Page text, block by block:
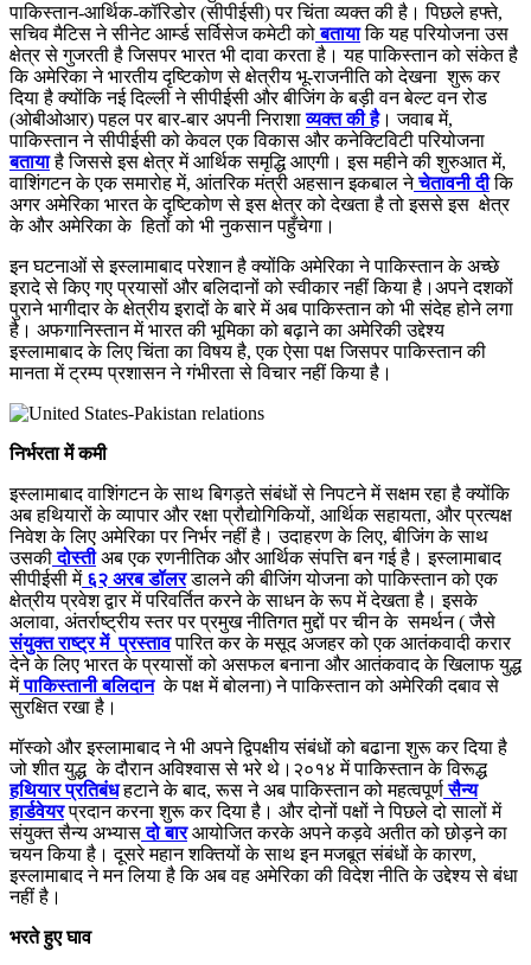
पाकिस्तान-आर्थिक-कॉरिडोर (सीपीईसी) पर चिंता व्यक्त की है। पिछले हफ्ते,
सचिव मैटिस ने सीनेट आर्म्ड सर्विसेज कमेटी को बतायाकि यह परियोजना उस
क्षेत्र सेगुजरतीहै जिसपर भारत भी दावा करता है। यह पाकिस्तान को संकेत है
कि अमेरिका ने भारतीय दृष्टिकोण से क्षेत्रीय भू-राजनीति को देखना शुरू कर
दिया है क्योंकि नई दिल्ली ने सीपीईसी और बीजिंग के बड़ी वन बेल्ट वन रोड
(ओबीओआर) पहल पर बार-बार अपनीनिराशा व्यक्त की है। जवाब में,
पाकिस्तान ने सीपीईसी को केवल एक विकास और कनेक्टिविटी परियोजना
बताया है जिससे इस क्षेत्र में आर्थिक समृद्धि आएगी। इस महीने की शुरुआत में,
वाशिंगटन के एक समारोह में, आंतरिक मंत्री अहसान इकबाल ने चेतावनी दीकि
अगर अमेरिका भारत के दृष्टिकोण से इस क्षेत्र को देखता है तो इससे इस क्षेत्र
के और अमेरिका के हितों को भी नुकसान पहुँचेगा।
इन घटनाओं से इस्लामाबादपरेशानहै क्योंकि अमेरिका ने पाकिस्तान के अच्छे
इरादे से किए गए प्रयासों और बलिदानों को स्वीकार नहीं किया है।अपने दशकों
पुराने भागीदार के क्षेत्रीय इरादों के बारे में अब पाकिस्तान को भी संदेह होने लगा
है। अफगानिस्तान में भारत की भूमिका को बढ़ाने का अमेरिकी उद्देश्य
इस्लामाबाद के लिए चिंता का विषय है, एक ऐसा पक्ष जिसपर पाकिस्तान की
मानता में ट्रम्प प्रशासन ने गंभीरता से विचार नहीं किया है।
निर्भरता में कमी
इस्लामाबाद वाशिंगटन के साथ बिगड़ते संबंधों सेनिपटने में सक्षम रहा है क्योंकि
अब हथियारों के व्यापार और रक्षा प्रौद्योगिकियों, आर्थिक सहायता, और प्रत्यक्ष
निवेश के लिए अमेरिका पर निर्भर नहीं है। उदाहरण के लिए, बीजिंग के साथ
उसकी दोस्तीअब एक रणनीतिक और आर्थिक संपत्ति बन गई है। इस्लामाबाद
सीपीईसी में ६२ अरब डॉलरडालने की बीजिंग योजना को पाकिस्तान को एक
क्षेत्रीय प्रवेश द्वार में परिवर्तित करने के साधन के रूप में देखता है। इसके
अलावा, अंतर्राष्ट्रीय स्तर पर प्रमुख नीतिगत मुद्दों पर चीन के समर्थन ( जैसे
संयुक्त राष्ट्र में प्रस्तावपारित कर के मसूद अजहर को एक आतंकवादी करार
देने के लिए भारत के प्रयासों को असफल बनाना और आतंकवाद के खिलाफ युद्ध
में पाकिस्तानी बलिदान के पक्ष में बोलना) ने पाकिस्तान को अमेरिकी दबाव से
सुरक्षित रखा है।
मॉस्को और इस्लामाबाद ने भी अपने द्विपक्षीय संबंधों को बढाना शुरू कर दिया है
जो शीत युद्ध के दौरान अविश्वास से भरे थे।२०१४ में पाकिस्तान के विरूद्ध
हथियार प्रतिबंधहटाने के बाद, रूस ने अब पाकिस्तान को महत्वपूर्ण सैन्य
हार्डवेयरप्रदान करना शुरू कर दिया है। और दोनों पक्षों ने पिछले दो सालों में
संयुक्त सैन्य अभ्यास दो बारआयोजित करके अपने कड़वे अतीत को छोड़ने का
चयन किया है। दूसरे महान शक्तियों के साथ इन मजबूत संबंधों के कारण,
इस्लामाबाद ने मन लिया है कि अब वह अमेरिका की विदेश नीति के उद्देश्य से बंधा
नहीं है।
भरतेहुए घाव